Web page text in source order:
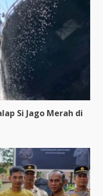
Si Jago Merah di